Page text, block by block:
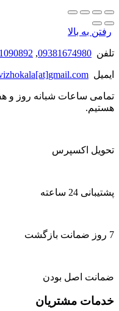
رفتن به بالا
تلفن 09381674980
,
ایمیل
تمامی ساعات شبانه روز و
هستیم.
تحویل اکسپرس
پشتیبانی 24 ساعته
7 روز ضمانت بازگشت
ضمانت اصل بودن
خدمات مشتریان